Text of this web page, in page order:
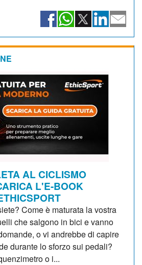
AL CICLISMO
L'E-BOOK
Come è maturata la vostra
che salgono in bici e vanno
o vi andrebbe di capire
durante lo sforzo sui pedali?
o i...